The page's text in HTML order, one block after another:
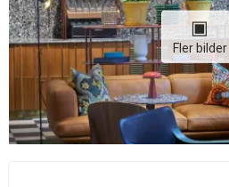
Fler bilder